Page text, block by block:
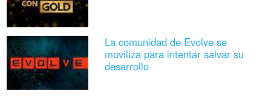
La comunidad de Evolve se
moviliza para intentar salvar su
desarrollo